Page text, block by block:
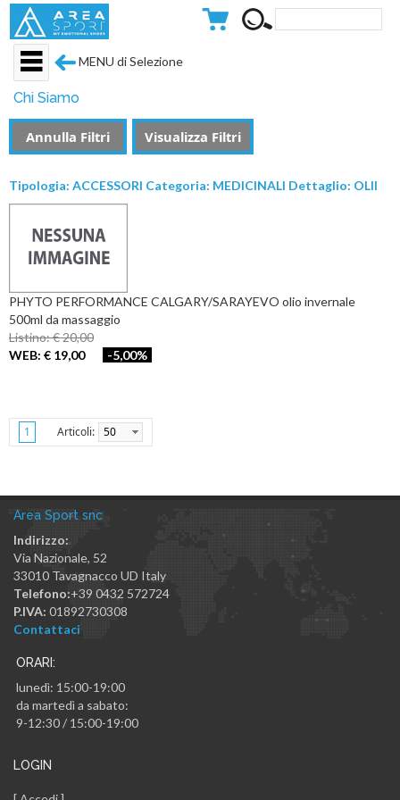
MENU di Selezione
Chi Siamo
Annulla Filtri Visualizza Filtri
Tipologia: ACCESSORI Categoria: MEDICINALI Dettaglio: OLII
PHYTO PERFORMANCE CALGARY/SARAYEVO olio invernale
500ml da massaggio
Listino: € 20,00
WEB: € 19,00
-5,00%
1 Articoli: 50
Area Sport snc
Indirizzo:
Via Nazionale, 52
33010 Tavagnacco UD Italy
Telefono:+39 0432 572724
P.IVA: 01892730308
Contattaci
ORARI:
lunedì: 15:00-19:00
da martedì a sabato:
9-12:30 / 15:00-19:00
LOGIN